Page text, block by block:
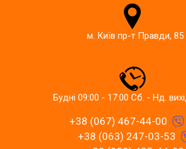
м. Київ пр-т Правди, 85
Будні 09:00 - 17:00 Сб. - Нд.
+38 (067) 467-44-00
+38 (063) 247-03-53